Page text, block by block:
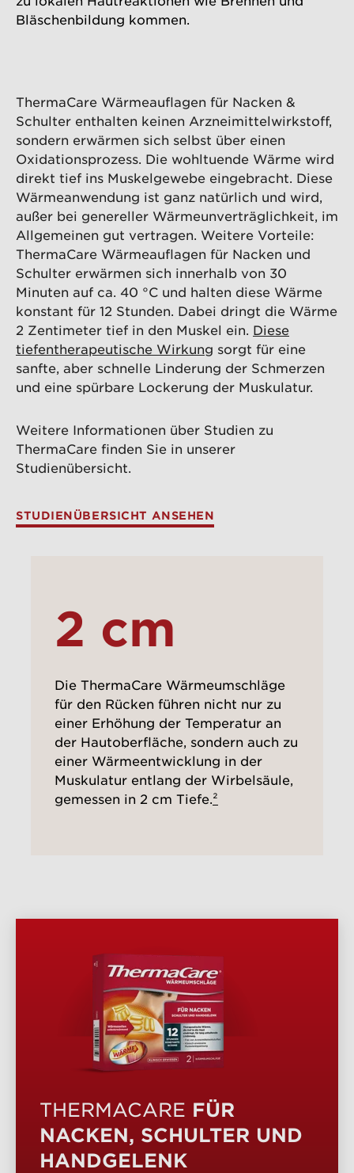
Bläschenbildung kommen.
ThermaCare Wärmeauflagen für Nacken &
Schulter enthalten keinen Arzneimittelwirkstoff,
sondern erwärmen sich selbst über einen
Oxidationsprozess. Die wohltuende Wärme wird
direkt tief ins Muskelgewebe eingebracht. Diese
Wärmeanwendung ist ganz natürlich und wird,
außer bei genereller Wärmeunverträglichkeit, im
Allgemeinen gut vertragen. Weitere Vorteile:
ThermaCare Wärmeauflagen für Nacken und
Schulter erwärmen sich innerhalb von 30
Minuten auf ca. 40 °C und halten diese Wärme
konstant für 12 Stunden. Dabei dringt die Wärme
2 Zentimeter tief in den Muskel ein. Diese
tiefentherapeutische Wirkung sorgt für eine
sanfte, aber schnelle Linderung der Schmerzen
und eine spürbare Lockerung der Muskulatur.
Weitere Informationen über Studien zu
ThermaCare finden Sie in unserer
Studienübersicht.
STUDIENÜBERSICHT ANSEHEN
2 cm
Die ThermaCare Wärmeumschläge
für den Rücken führen nicht nur zu
einer Erhöhung der Temperatur an
der Hautoberfläche, sondern auch zu
einer Wärmeentwicklung in der
Muskulatur entlang der Wirbelsäule,
gemessen in 2 cm Tiefe.²
THERMACARE FÜR
NACKEN, SCHULTER UND
HANDGELENK